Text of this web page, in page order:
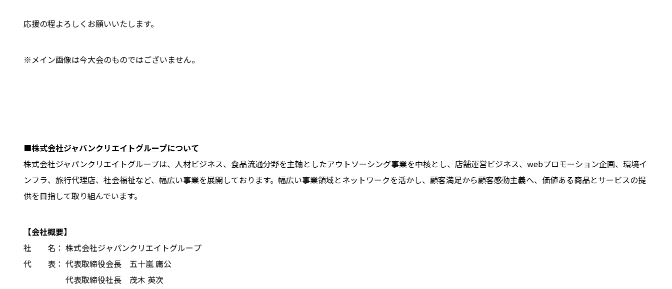
応援の程よろしくお願いいたします。
※メイン画像は今大会のものではございません。
■株式会社ジャパンクリエイトグループについて
株式会社ジャパンクリエイトグループは、人材ビジネス、食品流通分野を主軸としたアウトソーシング事業を中核とし、店舗運営ビジネス、webプロモーション企画、環境イ
ンフラ、旅行代理店、社会福祉など、幅広い事業を展開しております。幅広い事業領域とネットワークを活かし、顧客満足から顧客感動主義へ、価値ある商品とサービスの提
供を目指して取り組んでいます。
【会社概要】
社 名： 株式会社ジャパンクリエイトグループ
代 表： 代表取締役会長 五十嵐庸公
代表取締役社長 茂木 英次